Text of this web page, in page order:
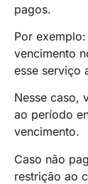
pagos.
Por
vencimento
esse serviço
Nesse caso,
ao período
vencimento.
Caso não
restrição ao